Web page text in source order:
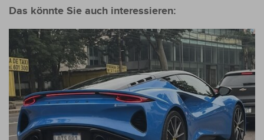
vorgestellt
Das könnte Sie auch interessieren: